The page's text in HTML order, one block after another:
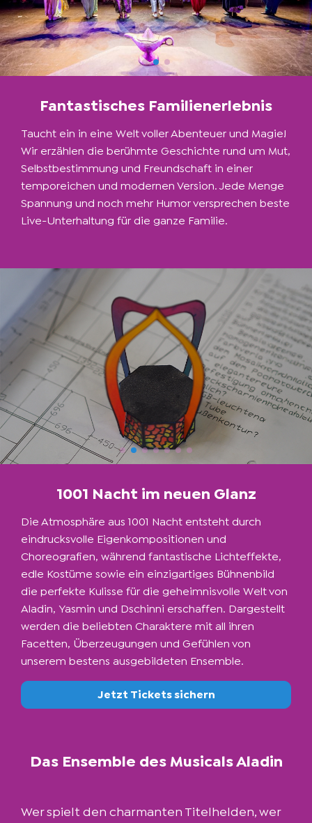
Fantastisches Familienerlebnis
Taucht ein in eine Welt voller Abenteuer und Magie!
Wir erzählen die berühmte Geschichte rund um Mut,
Selbstbestimmung und Freundschaft in einer
temporeichen und modernen Version. Jede Menge
Spannung und noch mehr Humor versprechen beste
Live-Unterhaltung für die ganze Familie.
1001 Nacht im neuen Glanz
Die Atmosphäre aus 1001 Nacht entsteht durch
eindrucksvolle Eigenkompositionen und
Choreografien, während fantastische Lichteffekte,
edle Kostüme sowie ein einzigartiges Bühnenbild
die perfekte Kulisse für die geheimnisvolle Welt von
Aladin, Yasmin und Dschinni erschaffen. Dargestellt
werden die beliebten Charaktere mit all ihren
Facetten, Überzeugungen und Gefühlen von
unserem bestens ausgebildeten Ensemble.
Jetzt Tickets sichern
Das Ensemble des Musicals Aladin
Wer spielt den charmanten Titelhelden, wer